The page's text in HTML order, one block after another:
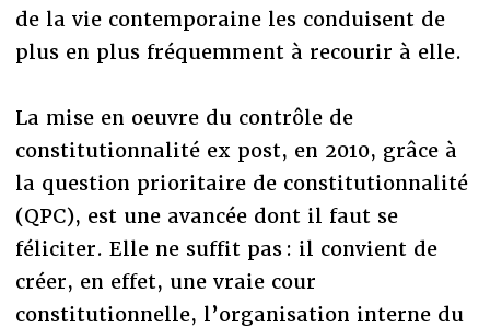
de la vie contemporaine les conduisent de
plus en plus fréquemment à recourir à elle.
La mise en oeuvre du contrôle de
constitutionnalité ex post, en 2010, grâce à
la question prioritaire de constitutionnalité
(QPC), est une avancée dont il faut se
féliciter. Elle ne suffit pas : il convient de
créer, en effet, une vraie cour
constitutionnelle, l’organisation interne du